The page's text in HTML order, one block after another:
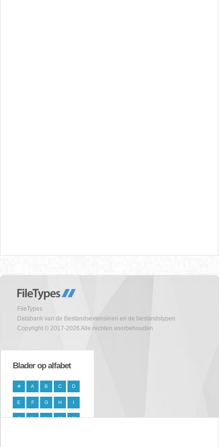
FileTypes
Databank van de Bestandsextensieen en de bestandstypen
Copyright © 2017-2026 Alle rechten voorbehouden
Blader op alfabet
# A B C D
E F G H I
J K L M N